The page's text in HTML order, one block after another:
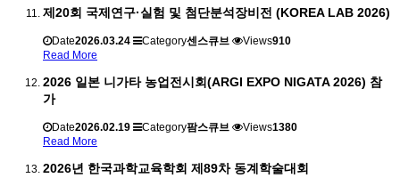
제20회 국제연구·실험 및 첨단분석장비전 (KOREA LAB 2026)
Date2026.03.24 Category센스큐브 Views910
Read More
2026 일본 니가타 농업전시회(ARGI EXPO NIGATA 2026) 참
가
Date2026.02.19 Category팜스큐브 Views1380
Read More
2026년 한국과학교육학회 제89차 동계학술대회